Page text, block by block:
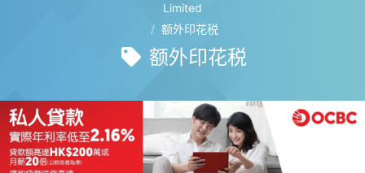
Limited
/ 额外印花税
额外印花税